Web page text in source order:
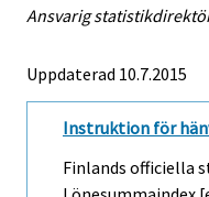
Ansvarig
Uppdaterad 10.7.2015
Instruktion för
Finlands officiella